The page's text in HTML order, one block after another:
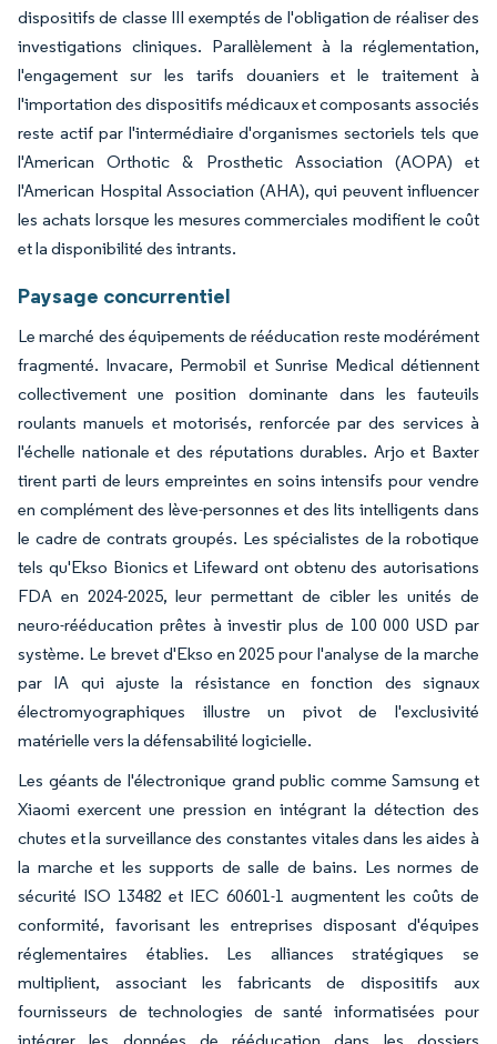
dispositifs de classe III exemptés de l'obligation de réaliser des
investigations cliniques. Parallèlement à la réglementation,
l'engagement sur les tarifs douaniers et le traitement à
l'importation des dispositifs médicaux et composants associés
reste actif par l'intermédiaire d'organismes sectoriels tels que
l'American Orthotic & Prosthetic Association (AOPA) et
l'American Hospital Association (AHA), qui peuvent influencer
les achats lorsque les mesures commerciales modifient le coût
et la disponibilité des intrants.
Paysage concurrentiel
Le marché des équipements de rééducation reste modérément
fragmenté. Invacare, Permobil et Sunrise Medical détiennent
collectivement une position dominante dans les fauteuils
roulants manuels et motorisés, renforcée par des services à
l'échelle nationale et des réputations durables. Arjo et Baxter
tirent parti de leurs empreintes en soins intensifs pour vendre
en complément des lève-personnes et des lits intelligents dans
le cadre de contrats groupés. Les spécialistes de la robotique
tels qu'Ekso Bionics et Lifeward ont obtenu des autorisations
FDA en 2024-2025, leur permettant de cibler les unités de
neuro-rééducation prêtes à investir plus de 100 000 USD par
système. Le brevet d'Ekso en 2025 pour l'analyse de la marche
par IA qui ajuste la résistance en fonction des signaux
électromyographiques illustre un pivot de l'exclusivité
matérielle vers la défensabilité logicielle.
Les géants de l'électronique grand public comme Samsung et
Xiaomi exercent une pression en intégrant la détection des
chutes et la surveillance des constantes vitales dans les aides à
la marche et les supports de salle de bains. Les normes de
sécurité ISO 13482 et IEC 60601-1 augmentent les coûts de
conformité, favorisant les entreprises disposant d'équipes
réglementaires établies. Les alliances stratégiques se
multiplient, associant les fabricants de dispositifs aux
fournisseurs de technologies de santé informatisées pour